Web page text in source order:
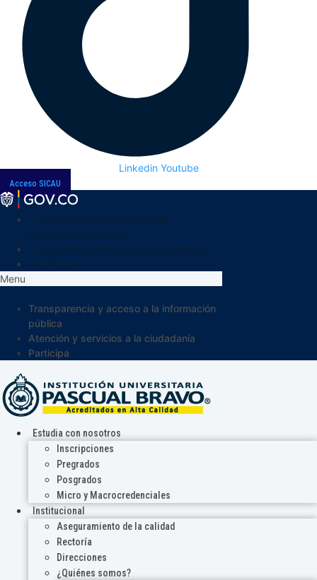
Linkedin Youtube
Acceso SICAU
Menu
Transparencia y acceso a la información
pública
Atención y servicios a la ciudadanía
Participa
Estudia con nosotros
Inscripciones
Pregrados
Posgrados
Micro y Macrocredenciales
Institucional
Aseguramiento de la calidad
Rectoría
Direcciones
¿Quiénes somos?